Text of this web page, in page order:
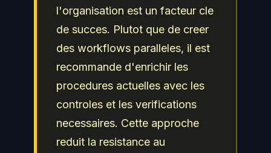
l'organisation est un facteur cle
de succes. Plutot que de creer
des workflows paralleles, il est
recommande d'enrichir les
procedures actuelles avec les
controles et les verifications
necessaires. Cette approche
reduit la resistance au